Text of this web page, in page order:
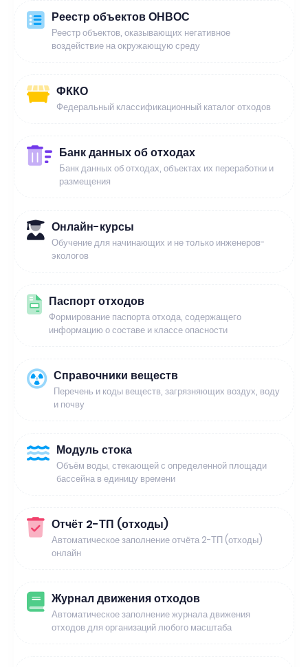
Реестр объектов ОНВОС
Реестр объектов, оказывающих негативное
воздействие на окружающую среду
ФККО
Федеральный классификационный каталог отходов
Банк данных об отходах
Банк данных об отходах, объектах их переработки и
размещения
Онлайн-курсы
Обучение для начинающих и не только инженеров-
экологов
Паспорт отходов
Формирование паспорта отхода, содержащего
информацию о составе и классе опасности
Справочники веществ
Перечень и коды веществ, загрязняющих воздух, воду
и почву
Модуль стока
Объём воды, стекающей с определенной площади
бассейна в единицу времени
Отчёт 2-ТП (отходы)
Автоматическое заполнение отчёта 2-ТП (отходы)
онлайн
Журнал движения отходов
Автоматическое заполнение журнала движения
отходов для организаций любого масштаба